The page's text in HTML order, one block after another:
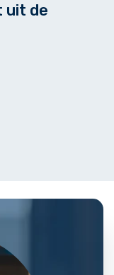
uit de